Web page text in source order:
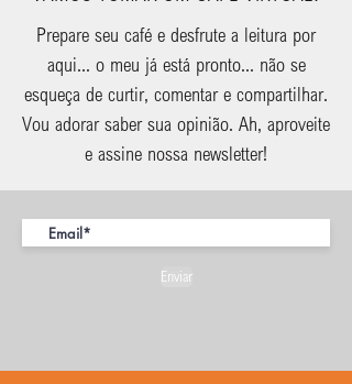
Prepare seu café e desfrute a leitura por
aqui... o meu já está pronto... não se
esqueça de curtir, comentar e compartilhar.
Vou adorar saber sua opinião. Ah, aproveite
e assine nossa newsletter!
Enviar